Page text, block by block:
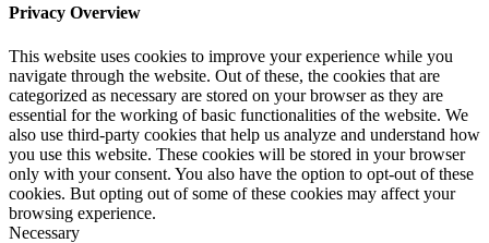
Privacy Overview
This website uses cookies to improve your experience while you
navigate through the website. Out of these, the cookies that are
categorized as necessary are stored on your browser as they are
essential for the working of basic functionalities of the website. We
also use third-party cookies that help us analyze and understand how
you use this website. These cookies will be stored in your browser
only with your consent. You also have the option to opt-out of these
cookies. But opting out of some of these cookies may affect your
browsing experience.
Necessary